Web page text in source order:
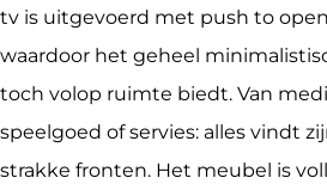
tv is uitgevoerd met push to
waardoor het geheel
toch volop ruimte biedt. Van
speelgoed of servies: alles vindt
strakke fronten. Het meubel is